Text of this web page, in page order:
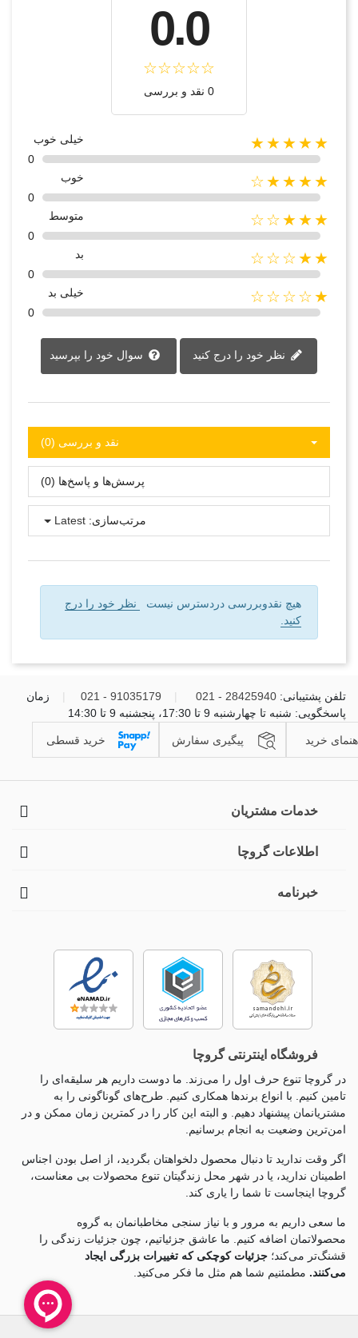
0.0
0 نقد و بررسی
★★★★★
خیلی خوب
0
★★★★☆
خوب
0
★★★☆☆
متوسط
0
★★☆☆☆
بد
0
★☆☆☆☆
خیلی بد
0
سوال خود را بپرسید
نقد و بررسی‌‌ (0)
پرسش‌ها و پاسخ‌ها (0)
مرتب‌سازی: Latest
هیچ نقدوبررسی دردسترس نیست
نظر خود را درج
کنید.
تلفن پشتیبانی: 28425940 - 021
91035179 - 021
زمان
پاسخگویی: شنبه تا چهارشنبه 9 تا 17:30، پنجشنبه 9 تا 14:30
خرید پیگیری سفارش خرید قسطی
خدمات مشتریان
اطلاعات گروچا
خبرنامه
فروشگاه اینترنتی گروچا
در گروچا تنوع حرف اول را می‌زند. ما دوست داریم هر سلیقه‌ای را
تامین کنیم. با انواع برندها همکاری کنیم. طرح‌های گوناگونی را به
مشتریانمان پیشنهاد دهیم. و البته این کار را در کمترین زمان ممکن و در
امن‌ترین وضعیت به انجام برسانیم.
اگر وقت ندارید تا دنبال محصول دلخواهتان بگردید، از اصل بودن اجناس
اطمینان ندارید، یا در شهر محل زندگیتان تنوع محصولات بی معناست،
گروچا اینجاست تا شما را یاری کند.
ما سعی داریم به مرور و با نیاز سنجی مخاطبانمان به گروه
محصولاتمان اضافه کنیم. ما عاشق جزئياتیم، چون جزئيات زندگی را
قشنگ‌تر می‌کند؛ جزئیات کوچکی که تغییرات بزرگی ایجاد
می‌کنند. مطمئنیم شما هم مثل ما فکر می‌کنید.